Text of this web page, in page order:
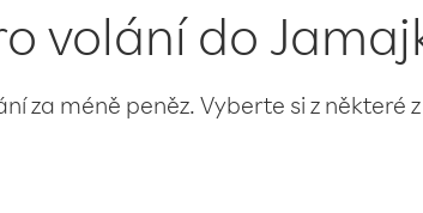
volání do
za méně peněz. Vyberte si z